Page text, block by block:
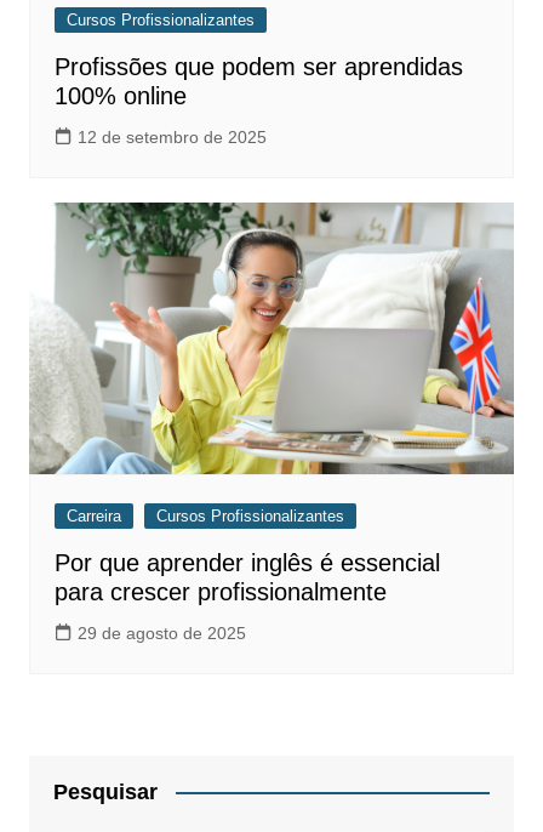
Cursos Profissionalizantes
Profissões que podem ser aprendidas
100% online
12 de setembro de 2025
Carreira Cursos Profissionalizantes
Por que aprender inglês é essencial
para crescer profissionalmente
29 de agosto de 2025
Pesquisar